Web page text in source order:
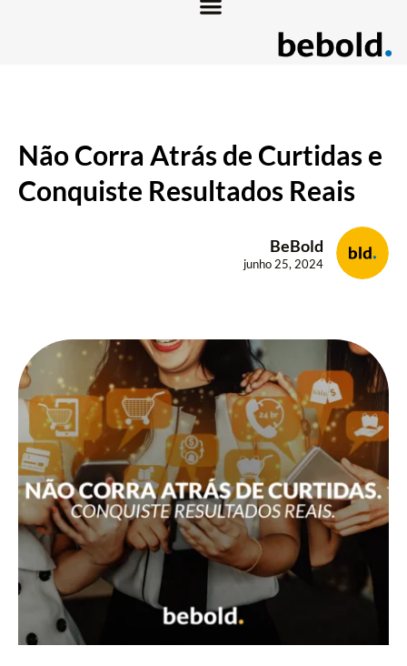
Não Corra Atrás de Curtidas e
Conquiste Resultados Reais
BeBold
junho 25, 2024